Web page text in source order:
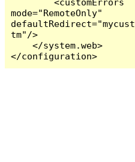
        <customErrors
mode="RemoteOnly"
tm"/>
    </system.web>
</configuration>